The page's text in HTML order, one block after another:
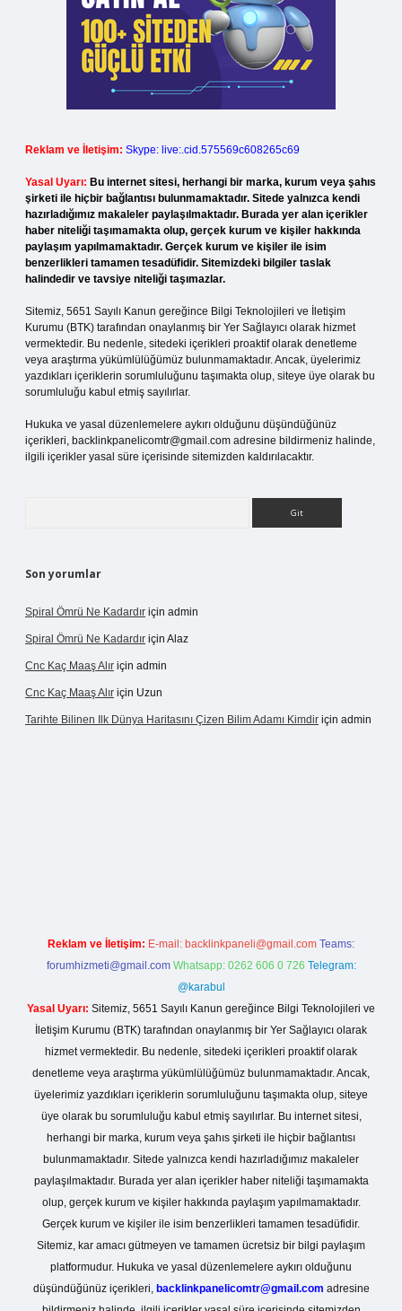
Reklam ve İletişim: Skype: live:.cid.575569c608265c69
Yasal Uyarı: Bu internet sitesi, herhangi bir marka, kurum veya şahıs
şirketi ile hiçbir bağlantısı bulunmamaktadır. Sitede yalnızca kendi
hazırladığımız makaleler paylaşılmaktadır. Burada yer alan içerikler
haber niteliği taşımamakta olup, gerçek kurum ve kişiler hakkında
paylaşım yapılmamaktadır. Gerçek kurum ve kişiler ile isim
benzerlikleri tamamen tesadüfidir. Sitemizdeki bilgiler taslak
halindedir ve tavsiye niteliği taşımazlar.
Sitemiz, 5651 Sayılı Kanun gereğince Bilgi Teknolojileri ve İletişim
Kurumu (BTK) tarafından onaylanmış bir Yer Sağlayıcı olarak hizmet
vermektedir. Bu nedenle, sitedeki içerikleri proaktif olarak denetleme
veya araştırma yükümlülüğümüz bulunmamaktadır. Ancak, üyelerimiz
yazdıkları içeriklerin sorumluluğunu taşımakta olup, siteye üye olarak bu
sorumluluğu kabul etmiş sayılırlar.
Hukuka ve yasal düzenlemelere aykırı olduğunu düşündüğünüz
içerikleri, backlinkpanelicomtr@gmail.com adresine bildirmeniz halinde,
ilgili içerikler yasal süre içerisinde sitemizden kaldırılacaktır.
Son yorumlar
Spiral Ömrü Ne Kadardır için admin
Spiral Ömrü Ne Kadardır için Alaz
Cnc Kaç Maaş Alır için admin
Cnc Kaç Maaş Alır için Uzun
Tarihte Bilinen Ilk Dünya Haritasını Çizen Bilim Adamı Kimdir için admin
Reklam ve İletişim: E-mail: backlinkpaneli@gmail.com Teams:
forumhizmeti@gmail.com Whatsapp: 0262 606 0 726 Telegram:
@karabul
Yasal Uyarı: Sitemiz, 5651 Sayılı Kanun gereğince Bilgi Teknolojileri ve
İletişim Kurumu (BTK) tarafından onaylanmış bir Yer Sağlayıcı olarak
hizmet vermektedir. Bu nedenle, sitedeki içerikleri proaktif olarak
denetleme veya araştırma yükümlülüğümüz bulunmamaktadır. Ancak,
üyelerimiz yazdıkları içeriklerin sorumluluğunu taşımakta olup, siteye
üye olarak bu sorumluluğu kabul etmiş sayılırlar. Bu internet sitesi,
herhangi bir marka, kurum veya şahıs şirketi ile hiçbir bağlantısı
bulunmamaktadır. Sitede yalnızca kendi hazırladığımız makaleler
paylaşılmaktadır. Burada yer alan içerikler haber niteliği taşımamakta
olup, gerçek kurum ve kişiler hakkında paylaşım yapılmamaktadır.
Gerçek kurum ve kişiler ile isim benzerlikleri tamamen tesadüfidir.
Sitemiz, kar amacı gütmeyen ve tamamen ücretsiz bir bilgi paylaşım
platformudur. Hukuka ve yasal düzenlemelere aykırı olduğunu
düşündüğünüz içerikleri, backlinkpanelicomtr@gmail.com adresine